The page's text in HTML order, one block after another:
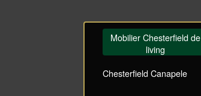
Mobilier Chesterfield de
living
Chesterfield Canapele